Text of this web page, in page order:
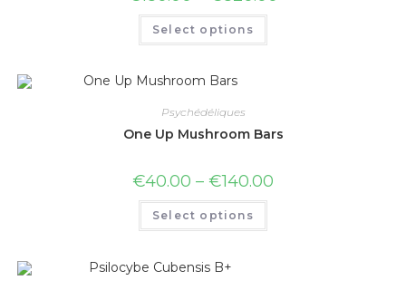
Select options
Psychédéliques
One Up Mushroom Bars
€40.00 – €140.00
Select options